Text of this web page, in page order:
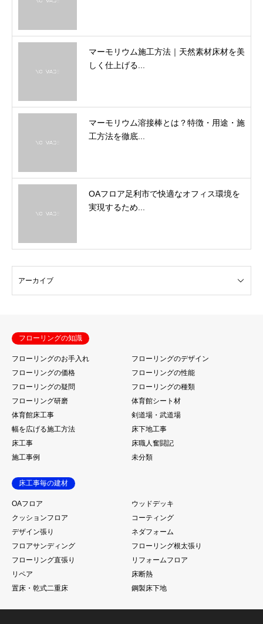
マーモリウム施工方法｜天然素材床材を美
しく仕上げる...
マーモリウム溶接棒とは？特徴・用途・施
工方法を徹底...
OAフロア足利市で快適なオフィス環境を
実現するため...
フローリングの知識
フローリングのお手入れ
フローリングのデザイン
フローリングの価格
フローリングの性能
フローリングの疑問
フローリングの種類
フローリング研磨
体育館シート材
体育館床工事
剣道場・武道場
幅を広げる施工方法
床下地工事
床工事
床職人奮闘記
施工事例
未分類
床工事毎の建材
OAフロア
ウッドデッキ
クッションフロア
コーティング
デザイン張り
ネダフォーム
フロアサンディング
フローリング根太張り
フローリング直張り
リフォームフロア
リペア
床断熱
置床・乾式二重床
鋼製床下地